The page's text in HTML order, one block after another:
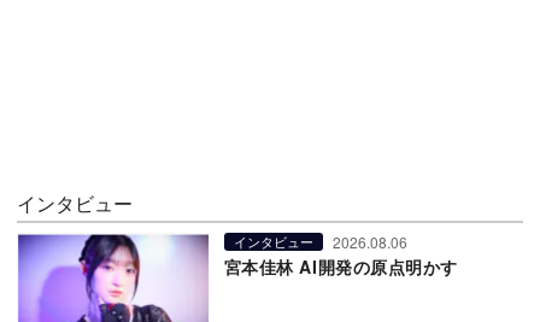
インタビュー
インタビュー 2026.08.06
宮本佳林 AI開発の原点明かす